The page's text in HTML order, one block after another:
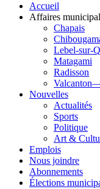
Accueil
Affaires
Chapais
Lebel-sur-
Matagami
Radisson
Nouvelles
Actualités
Sports
Politique
Art &
Emplois
Nous joindre
Abonnements
Élections